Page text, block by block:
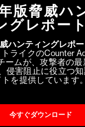
版脅威ハ
グレポート
ハンティングレポー
ライクのCounter
ームが、攻撃者の
侵害阻止に役立つ
トを提供しています。
今すぐダウンロード